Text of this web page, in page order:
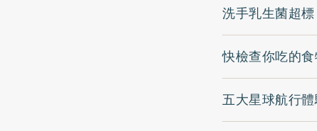
洗手乳生菌超
快檢查你吃的
五大星球航行